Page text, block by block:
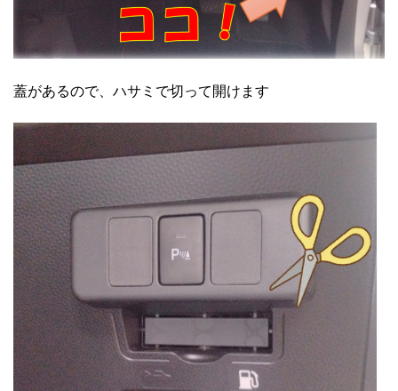
蓋があるので、ハサミで切って開けます